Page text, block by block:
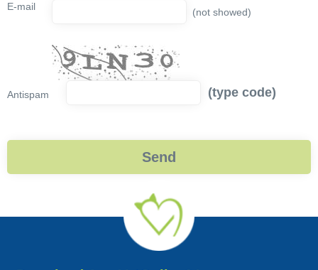
E-mail (not showed)
Antispam (type code)